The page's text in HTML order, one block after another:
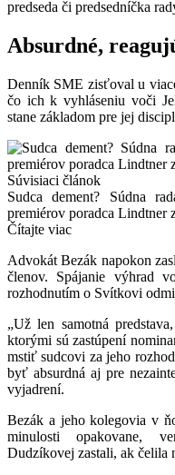
predseda či predsedníčka
Absurdné,
Denník SME zisťoval u
čo ich k vyhláseniu voči
stane základom pre jej
Súvisiaci článok
Sudca dement? Súdna
premiérov poradca Lindtner
Čítajte viac
Advokát Bezák napokon
členov. Spájanie výhrad
rozhodnutím o Svítkovi
„Už len samotná
ktorými sú zastúpení
mstiť sudcovi za jeho
byť absurdná aj pre
vyjadrení.
Bezák a jeho kolegovia v
minulosti opakovane,
Dudzíkovej zastali, ak čelila